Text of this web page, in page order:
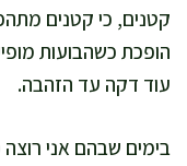
קטנים, כי קטנים
הופכת כשהבועות
עוד דקה עד הזהבה.
בימים שבהם אני